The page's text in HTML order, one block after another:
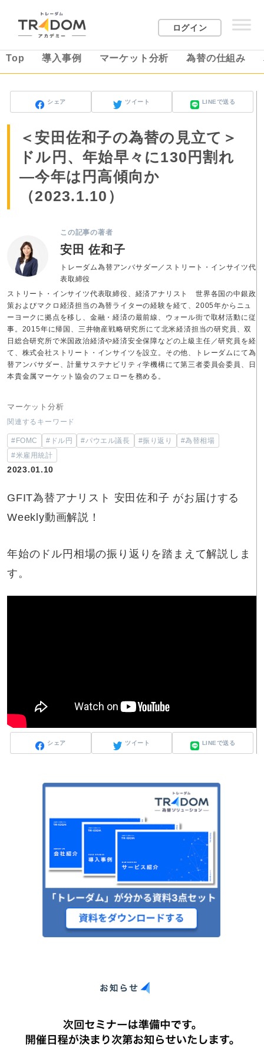
ログイン
Top 導入事例 マーケット分析 為替の仕組み
シェア ツイート LINEで送る
＜安田佐和子の為替の見立て＞
ドル円、年始早々に130円割れ
―今年は円高傾向か
（2023.1.10）
この記事の著者
安田 佐和子
トレーダム為替アンバサダー／ストリート・インサイツ代
表取締役
ストリート・インサイツ代表取締役、経済アナリスト 世界各国の中銀政
策およびマクロ経済担当の為替ライターの経験を経て、2005年からニュ
ーヨークに拠点を移し、金融・経済の最前線、ウォール街で取材活動に従
事。2015年に帰国、三井物産戦略研究所にて北米経済担当の研究員、双
日総合研究所で米国政治経済や経済安全保障などの上級主任／研究員を経
て、株式会社ストリート・インサイツを設立。その他、トレーダムにて為
替アンバサダー、計量サステナビリティ学機構にて第三者委員会委員、日
本貴金属マーケット協会のフェローを務める。
マーケット分析
関連するキーワード
#FOMC #ドル円 #パウエル議長 #振り返り
#為替相場
#米雇用統計
2023.01.10
GFIT為替アナリスト 安田佐和子 がお届けする
Weekly動画解説！
年始のドル円相場の振り返りを踏まえて解説しま
す。
シェア ツイート LINEで送る